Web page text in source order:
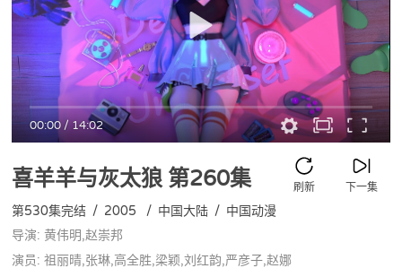
00:00/14:02
喜羊羊与灰太狼第260集 下一集
刷新
第530集完结 / 2005 / 中国大陆 / 中国动漫
导演: 黄伟明,赵崇邦
演员: 祖丽晴,张琳,高全胜,梁颖,刘红韵,严彦子,赵娜